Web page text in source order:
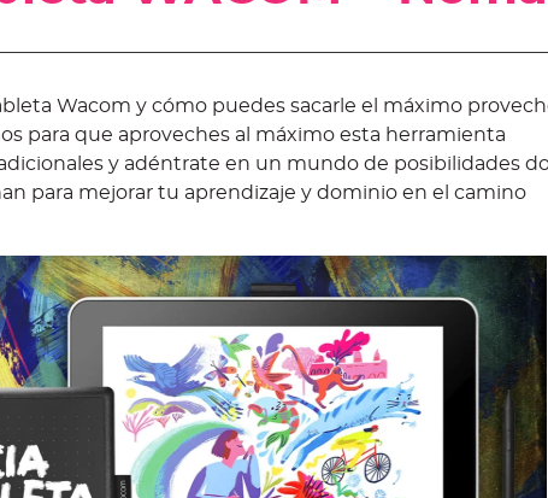
Wacom y cómo puedes sacarle el máximo
para que aproveches al máximo esta herramienta
y adéntrate en un mundo de posibilidades
para mejorar tu aprendizaje y dominio en el camino